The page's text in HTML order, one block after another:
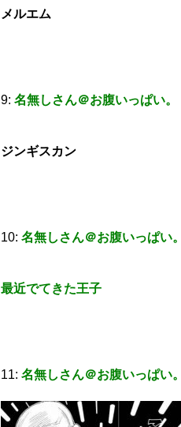
メルエム
9: 名無しさん＠お腹いっぱい。
ジンギスカン
10: 名無しさん＠お腹いっぱい。
最近でてきた王子
11: 名無しさん＠お腹いっぱい。